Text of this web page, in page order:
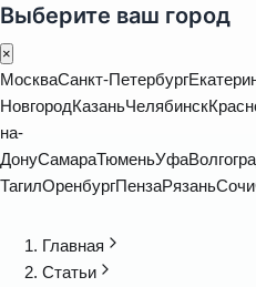
Выберите ваш город
×
МоскваСанкт-Петербург
НовгородКазаньЧелябинск
на-
ДонуСамараТюменьУфа
ТагилОренбургПензаРязаньСочи
Главная
Статьи